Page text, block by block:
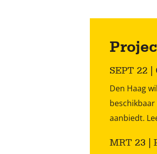
SEPT 22
Den Haag
aanbiedt.
MRT 23 |